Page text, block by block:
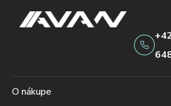
O nákupe